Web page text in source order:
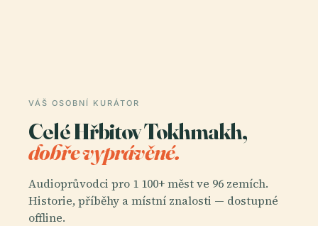
VÁŠ OSOBNÍ KURÁTOR
Celé Hřbitov Tokhmakh,
dobře vyprávěné.
Audioprůvodci pro 1 100+ měst ve 96 zemích.
Historie, příběhy a místní znalosti — dostupné
offline.